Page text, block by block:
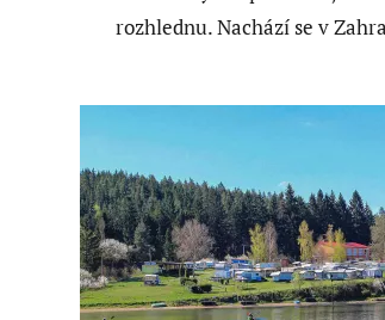
rozhlednu. Nachází se v